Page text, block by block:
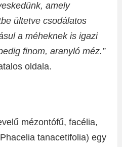
amely
ültetve csodálatos
a méheknek is igazi
finom, aranyló méz.”
oldala.
mézontófű, facélia,
tanacetifolia) egy